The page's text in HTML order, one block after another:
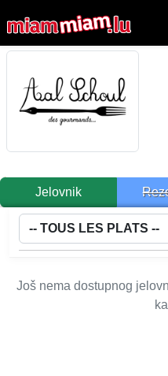
Jelovnik
Još nema dostupnog